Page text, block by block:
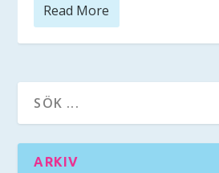
Read More
ARKIV